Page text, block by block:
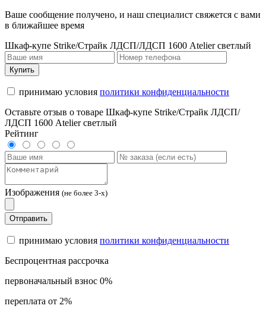
Ваше сообщение получено, и наш специалист свяжется с вами
в ближайшее время
Шкаф-купе Strike/Страйк ЛДСП/ЛДСП 1600 Atelier светлый
Купить
принимаю условия политики конфиденциальности
Оставьте отзыв о товаре Шкаф-купе Strike/Страйк ЛДСП/
ЛДСП 1600 Atelier светлый
Рейтинг
Изображения (не более 3-х)
Отправить
принимаю условия политики конфиденциальности
Беспроцентная рассрочка
первоначальный взнос 0%
переплата от 2%